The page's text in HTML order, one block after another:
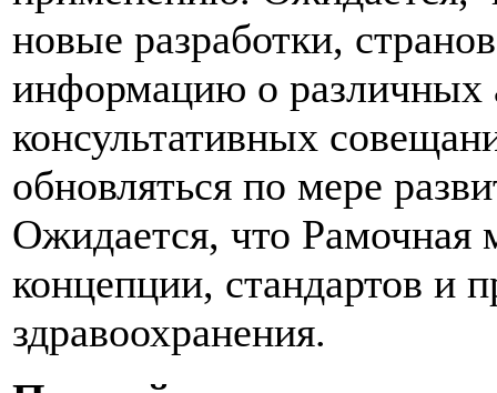
новые разработки,
информацию о различных
консультативных
обновляться по мере
Ожидается, что Рамочная
концепции, стандартов и
здравоохранения.